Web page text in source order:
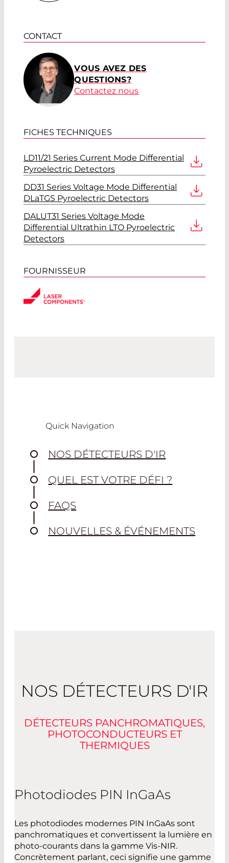
CONTACT
VOUS AVEZ DES
QUESTIONS?
Contactez nous
FICHES TECHNIQUES
LD11/21 Series Current Mode Differential
Pyroelectric Detectors
DD31 Series Voltage Mode Differential
DLaTGS Pyroelectric Detectors
DALUT31 Series Voltage Mode
Differential Ultrathin LTO Pyroelectric
Detectors
FOURNISSEUR
Quick Navigation
NOS DÉTECTEURS D'IR
QUEL EST VOTRE DÉFI ?
FAQS
NOUVELLES & ÉVÉNEMENTS
NOS DÉTECTEURS D'IR
DÉTECTEURS PANCHROMATIQUES,
PHOTOCONDUCTEURS ET
THERMIQUES
Photodiodes PIN InGaAs
Les photodiodes modernes PIN InGaAs sont
panchromatiques et convertissent la lumière en
photo-courants dans la gamme Vis-NIR.
Concrètement parlant, ceci signifie une gamme